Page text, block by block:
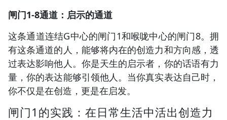
闸门1-8通道：启示的通道
这条通道连结G中心的闸门1和喉咙中心的闸门8。拥
有这条通道的人，能够将内在的创造力和方向感，透
过表达影响他人。你是天生的启示者，你的话语有力
量，你的表达能够引领他人。当你真实表达自己时，
你不仅是在创造，更是在启发。
闸门1的实践：在日常生活中活出创造力